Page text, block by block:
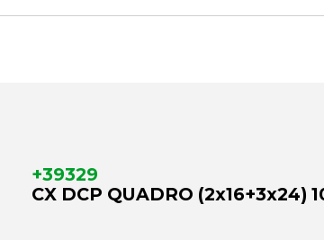
+39329
CX DCP QUADRO (2x16+3x24)